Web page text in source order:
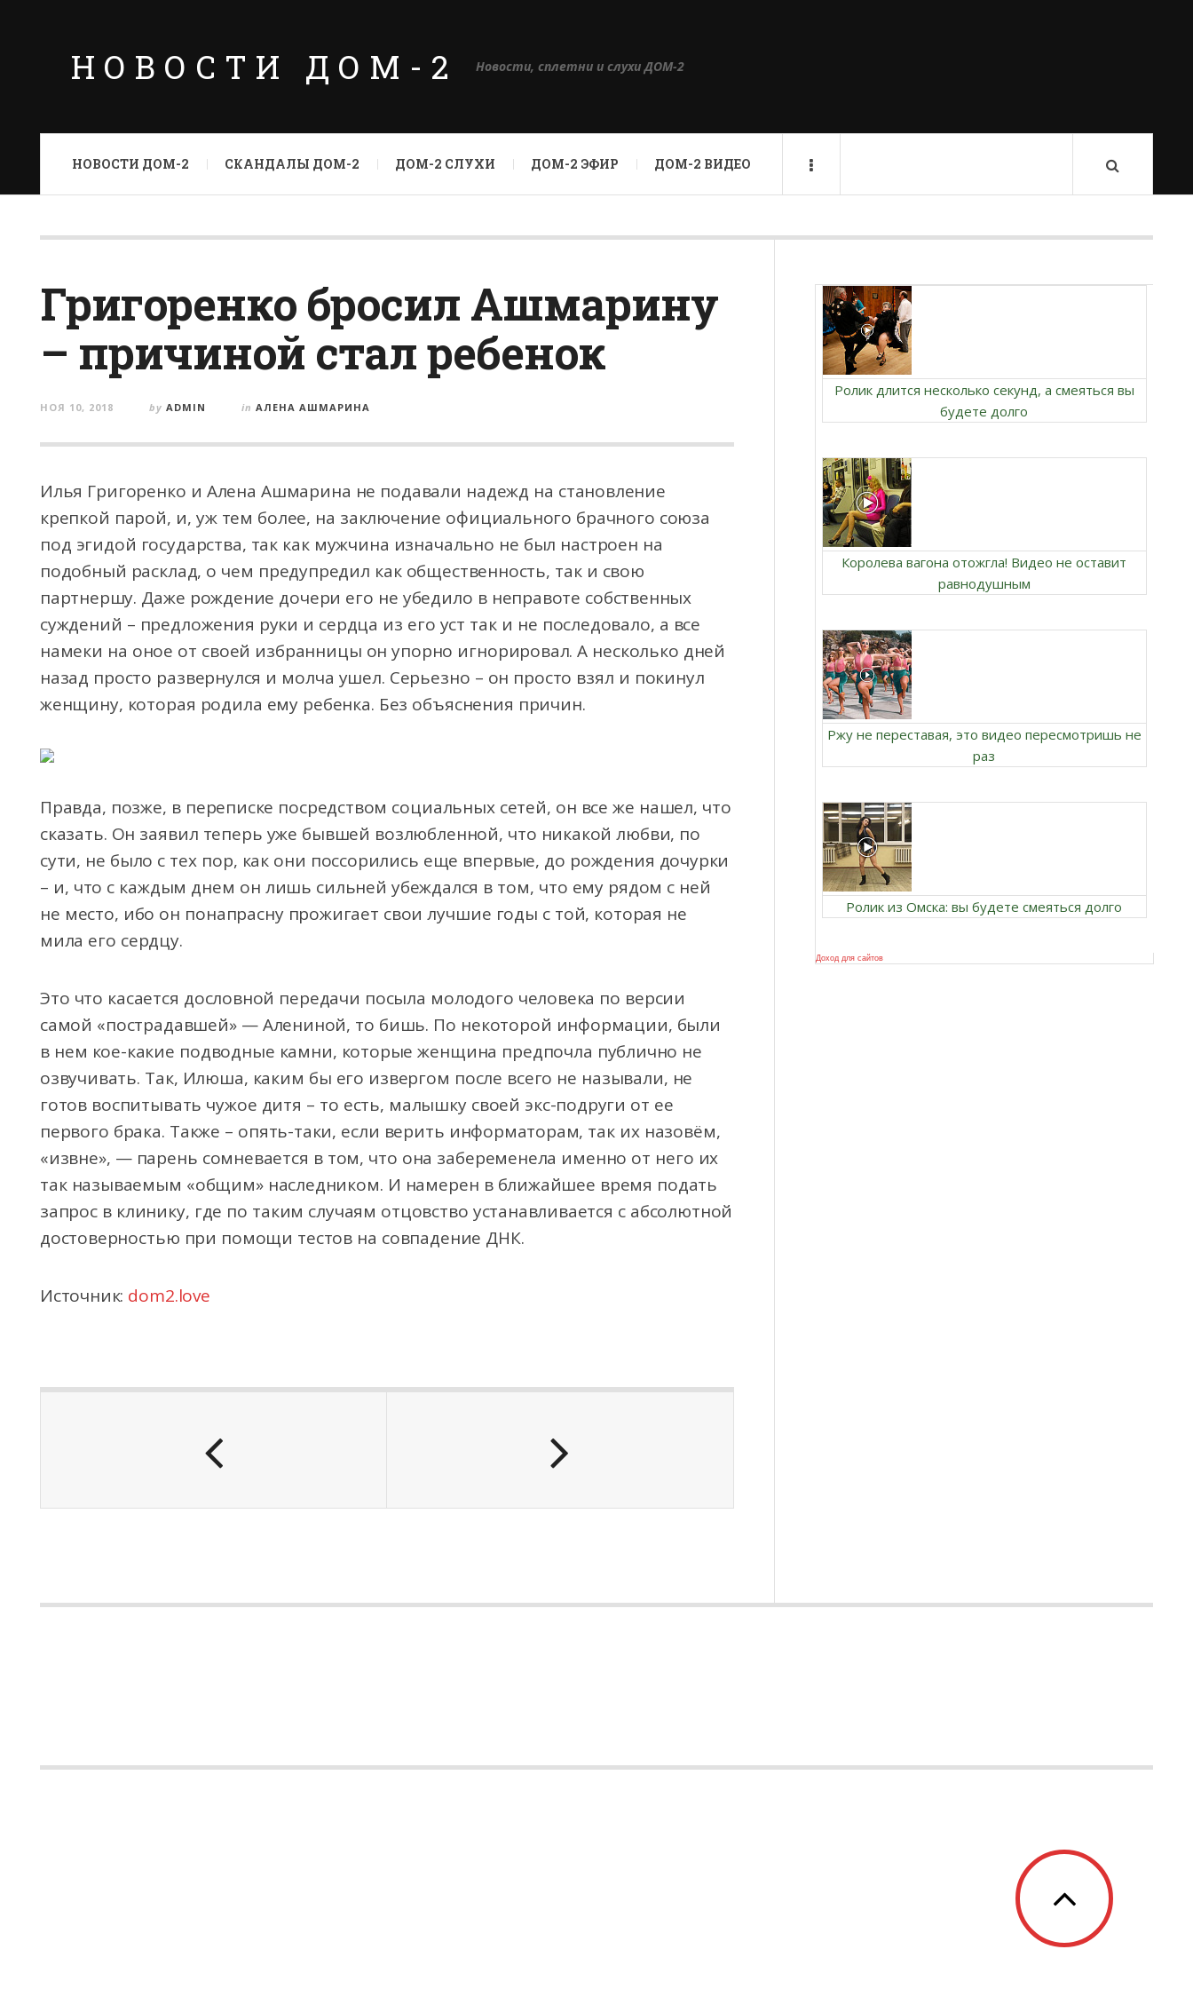
НОВОСТИ ДОМ-2 Новости, сплетни и слухи ДОМ-2
НОВОСТИ ДОМ-2 СКАНДАЛЫ ДОМ-2 ДОМ-2 СЛУХИ ДОМ-2 ЭФИР ДОМ-2 ВИДЕО
Григоренко бросил Ашмарину
– причиной стал ребенок
НОЯ 10, 2018 by ADMIN in АЛЕНА АШМАРИНА
Илья Григоренко и Алена Ашмарина не подавали надежд на становление
крепкой парой, и, уж тем более, на заключение официального брачного союза
под эгидой государства, так как мужчина изначально не был настроен на
подобный расклад, о чем предупредил как общественность, так и свою
партнершу. Даже рождение дочери его не убедило в неправоте собственных
суждений – предложения руки и сердца из его уст так и не последовало, а все
намеки на оное от своей избранницы он упорно игнорировал. А несколько дней
назад просто развернулся и молча ушел. Серьезно – он просто взял и покинул
женщину, которая родила ему ребенка. Без объяснения причин.
Правда, позже, в переписке посредством социальных сетей, он все же нашел, что
сказать. Он заявил теперь уже бывшей возлюбленной, что никакой любви, по
сути, не было с тех пор, как они поссорились еще впервые, до рождения дочурки
– и, что с каждым днем он лишь сильней убеждался в том, что ему рядом с ней
не место, ибо он понапрасну прожигает свои лучшие годы с той, которая не
мила его сердцу.
Это что касается дословной передачи посыла молодого человека по версии
самой «пострадавшей» — Алениной, то бишь. По некоторой информации, были
в нем кое-какие подводные камни, которые женщина предпочла публично не
озвучивать. Так, Илюша, каким бы его извергом после всего не называли, не
готов воспитывать чужое дитя – то есть, малышку своей экс-подруги от ее
первого брака. Также – опять-таки, если верить информаторам, так их назовём,
«извне», — парень сомневается в том, что она забеременела именно от него их
так называемым «общим» наследником. И намерен в ближайшее время подать
запрос в клинику, где по таким случаям отцовство устанавливается с абсолютной
достоверностью при помощи тестов на совпадение ДНК.
Источник: dom2.love
Ролик длится несколько секунд, а смеяться вы
будете долго
Королева вагона отожгла! Видео не оставит
равнодушным
Ржу не переставая, это видео пересмотришь не
раз
Ролик из Омска: вы будете смеяться долго
Доход для сайтов